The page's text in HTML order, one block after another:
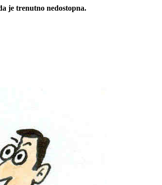
je trenutno nedostopna.